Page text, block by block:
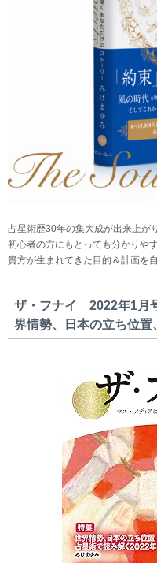
占星術歴30年の集大成が出来上が
初心者の方にもとっても分かりや
貴方が生まれてきた目的＆計画を
ザ・フナイ 2022年1月
界情勢、日本の立ち位置